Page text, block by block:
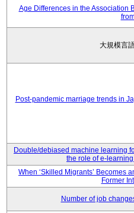
Age Differences in the Association
大規模言
Post-pandemic marriage trends in
Double/debiased machine learning
the role of e-
When ‘Skilled Migrants’ Becomes
Former
Number of job